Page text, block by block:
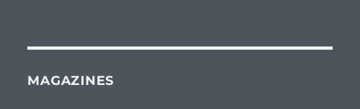
MAGAZINES